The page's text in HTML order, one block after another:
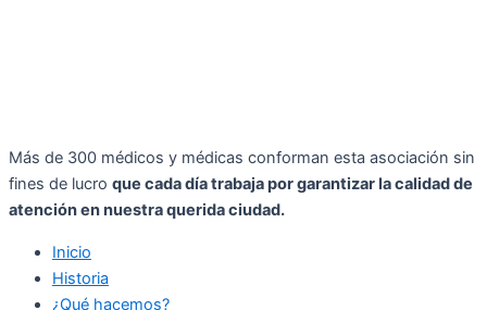
Más de 300 médicos y médicas conforman esta asociación sin
fines de lucro que cada día trabaja por garantizar la calidad de
atención en nuestra querida ciudad.
Inicio
Historia
¿Qué hacemos?